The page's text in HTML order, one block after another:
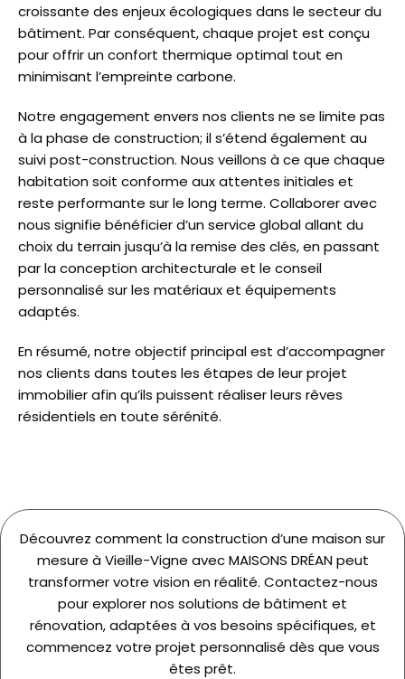
croissante des enjeux écologiques dans le secteur du
bâtiment. Par conséquent, chaque projet est conçu
pour offrir un confort thermique optimal tout en
minimisant l’empreinte carbone.
Notre engagement envers nos clients ne se limite pas
à la phase de construction; il s’étend également au
suivi post-construction. Nous veillons à ce que chaque
habitation soit conforme aux attentes initiales et
reste performante sur le long terme. Collaborer avec
nous signifie bénéficier d’un service global allant du
choix du terrain jusqu’à la remise des clés, en passant
par la conception architecturale et le conseil
personnalisé sur les matériaux et équipements
adaptés.
En résumé, notre objectif principal est d’accompagner
nos clients dans toutes les étapes de leur projet
immobilier afin qu’ils puissent réaliser leurs rêves
résidentiels en toute sérénité.
Découvrez comment la construction d’une maison sur
mesure à Vieille-Vigne avec MAISONS DRÉAN peut
transformer votre vision en réalité. Contactez-nous
pour explorer nos solutions de bâtiment et
rénovation, adaptées à vos besoins spécifiques, et
commencez votre projet personnalisé dès que vous
êtes prêt.